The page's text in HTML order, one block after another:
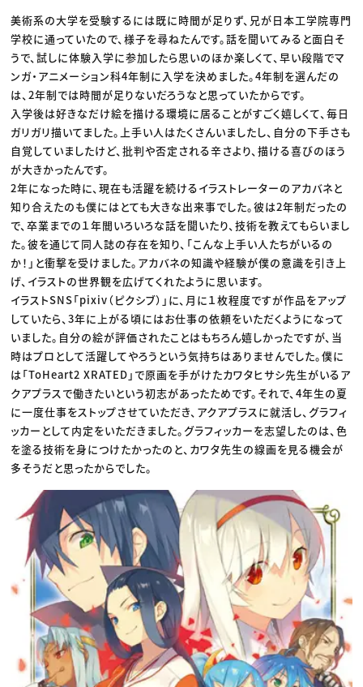
美術系の大学を受験するには既に時間が足りず、兄が日本工学院専門
学校に通っていたので、様子を尋ねたんです。話を聞いてみると面白そ
うで、試しに体験入学に参加したら思いのほか楽しくて、早い段階でマ
ンガ・アニメーション科4年制に入学を決めました。4年制を選んだの
は、2年制では時間が足りないだろうなと思っていたからです。
入学後は好きなだけ絵を描ける環境に居ることがすごく嬉しくて、毎日
ガリガリ描いてました。上手い人はたくさんいましたし、自分の下手さも
自覚していましたけど、批判や否定される辛さより、描ける喜びのほう
が大きかったんです。
2年になった時に、現在も活躍を続けるイラストレーターのアカバネと
知り合えたのも僕にはとても大きな出来事でした。彼は2年制だったの
で、卒業までの１年間いろいろな話を聞いたり、技術を教えてもらいまし
た。彼を通じて同人誌の存在を知り、「こんな上手い人たちがいるの
か！」と衝撃を受けました。アカバネの知識や経験が僕の意識を引き上
げ、イラストの世界観を広げてくれたように思います。
イラストSNS「pixiv（ピクシブ）」に、月に１枚程度ですが作品をアップ
していたら、3年に上がる頃にはお仕事の依頼をいただくようになって
いました。自分の絵が評価されたことはもちろん嬉しかったですが、当
時はプロとして活躍してやろうという気持ちはありませんでした。僕に
は「ToHeart2 XRATED」で原画を手がけたカワタヒサシ先生がいるア
クアプラスで働きたいという初志があったためです。それで、4年生の夏
に一度仕事をストップさせていただき、アクアプラスに就活し、グラフィ
ッカーとして内定をいただきました。グラフィッカーを志望したのは、色
を塗る技術を身につけたかったのと、カワタ先生の線画を見る機会が
多そうだと思ったからでした。